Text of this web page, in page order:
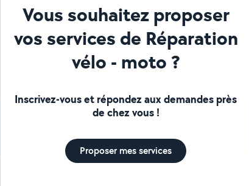
Vous souhaitez proposer
vos services de Réparation
vélo - moto ?
Inscrivez-vous et répondez aux demandes près
de chez vous !
Proposer mes services